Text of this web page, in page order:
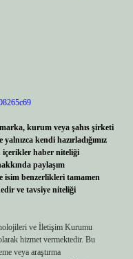
kurum veya şahıs şirketi
kendi hazırladığımız
içerikler haber niteliği
paylaşım
isim benzerlikleri tamamen
ve tavsiye niteliği
ve İletişim Kurumu
hizmet vermektedir. Bu
veya araştırma